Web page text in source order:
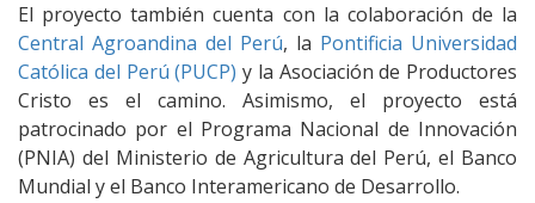
El proyecto también cuenta con la colaboración de la
Central Agroandina del Perú, la Pontificia Universidad
Católica del Perú (PUCP) y la Asociación de Productores
Cristo es el camino. Asimismo, el proyecto está
patrocinado por el Programa Nacional de Innovación
(PNIA) del Ministerio de Agricultura del Perú, el Banco
Mundial y el Banco Interamericano de Desarrollo.